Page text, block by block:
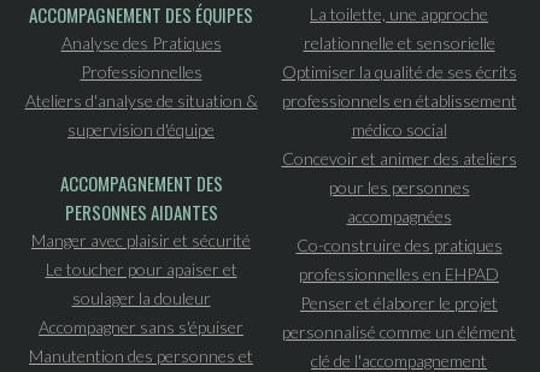
ACCOMPAGNEMENT DES ÉQUIPES
Analyse des Pratiques
Professionnelles
Ateliers d'analyse de situation &
supervision d'équipe
ACCOMPAGNEMENT DES
PERSONNES AIDANTES
Manger avec plaisir et sécurité
Le toucher pour apaiser et
soulager la douleur
Accompagner sans s'épuiser
Manutention des personnes et
La toilette, une approche
relationnelle et sensorielle
Optimiser la qualité de ses écrits
professionnels en établissement
médico social
Concevoir et animer des ateliers
pour les personnes
accompagnées
Co-construire des pratiques
professionnelles en EHPAD
Penser et élaborer le projet
personnalisé comme un élément
clé de l'accompagnement